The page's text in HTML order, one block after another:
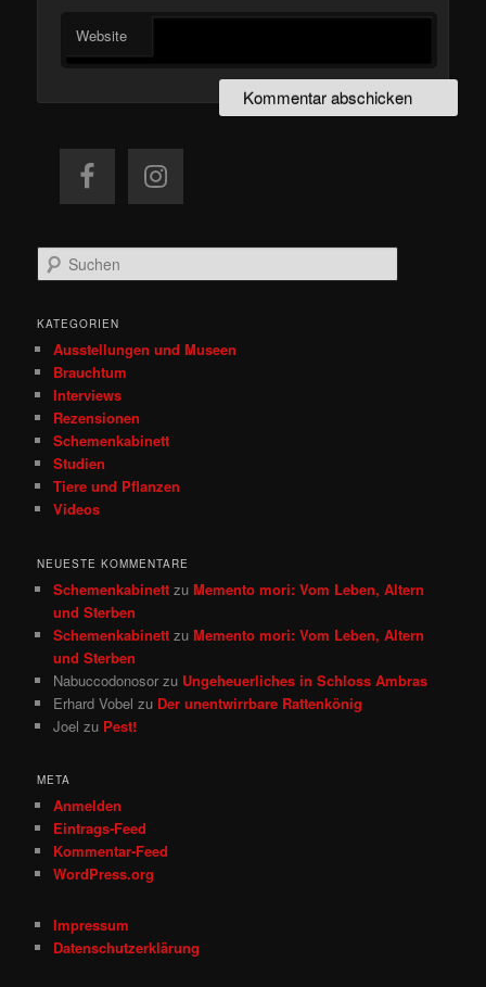
Website
u
h
KATEGORIEN
Ausstellungen und Museen
Brauchtum
Interviews
Rezensionen
Schemenkabinett
Studien
Tiere und Pflanzen
Videos
NEUESTE KOMMENTARE
Schemenkabinett zuMemento mori: Vom Leben, Altern
und Sterben
Schemenkabinett zuMemento mori: Vom Leben, Altern
und Sterben
Nabuccodonosor zu Ungeheuerliches in Schloss Ambras
Erhard Vobel zu Der unentwirrbare Rattenkönig
Joel zu Pest!
META
Anmelden
Eintrags-Feed
Kommentar-Feed
WordPress.org
Impressum
Datenschutzerklärung